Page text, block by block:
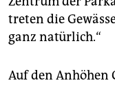
treten die
ganz natürlich.“
Auf den Anhöhen